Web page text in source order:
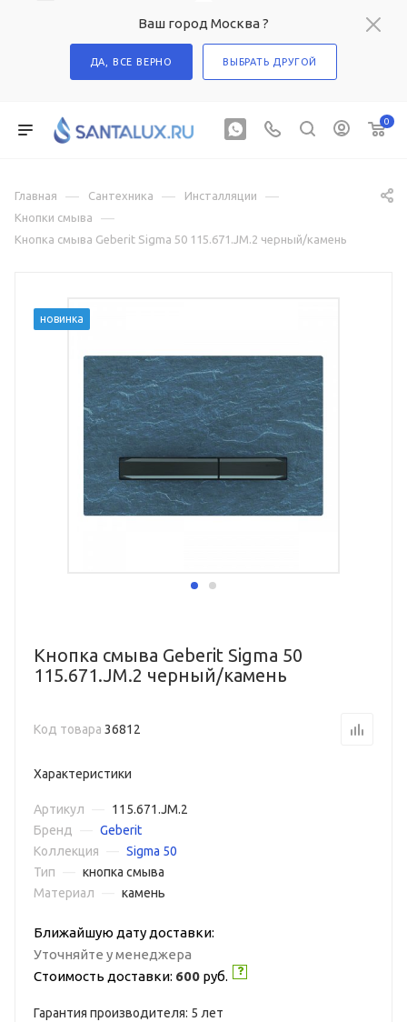
Ваш город Москва ?
ДА, ВСЕ ВЕРНО ВЫБРАТЬ ДРУГОЙ
0
Главная — Сантехника — Инсталляции —
Кнопки смыва —
Кнопка смыва Geberit Sigma 50 115.671.JM.2 черный/камень
новинка
Кнопка смыва Geberit Sigma 50
115.671.JM.2 черный/камень
Код товара 36812
Характеристики
Артикул
115.671.JM.2
Бренд
Geberit
Коллекция
Sigma 50
Тип
кнопка смыва
Материал
камень
Ближайшую дату доставки:
Уточняйте у менеджера
Стоимость доставки: 600 руб.
Гарантия производителя: 5 лет